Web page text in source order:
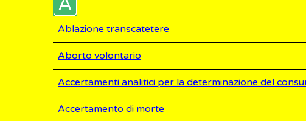
Ablazione transcatetere
Aborto volontario
Accertamenti analitici per la determinazione del
Accertamento di morte